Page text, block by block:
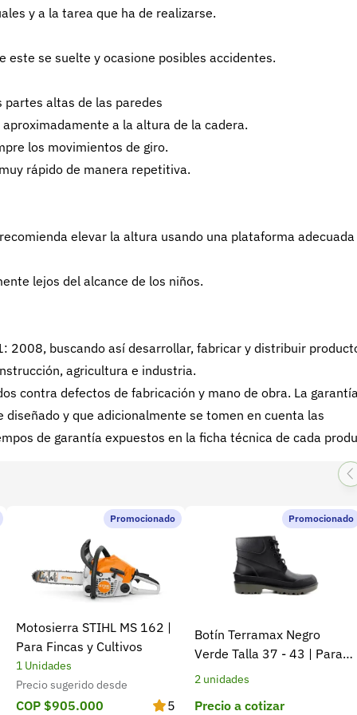
y a la tarea que ha de realizarse.
este se suelte y ocasione posibles accidentes.
altas de las paredes
a la altura de la cadera.
los movimientos de giro.
rápido de manera repetitiva.
elevar la altura usando una plataforma adecuada
lejos del alcance de los niños.
2008, buscando así desarrollar, fabricar y distribuir
agricultura e industria.
contra defectos de fabricación y mano de obra. La
y que adicionalmente se tomen en cuenta las
de garantía expuestos en la ficha técnica de cada
Promocionado
Motosierra STIHL MS 162 |
Para Fincas y Cultivos
1 Unidades
Precio sugerido desde
COP $905.000 5
Promocionado
Botín Terramax Negro
Verde Talla 37 - 43 | Para
trabajo diario y campo
2 unidades
Precio a cotizar